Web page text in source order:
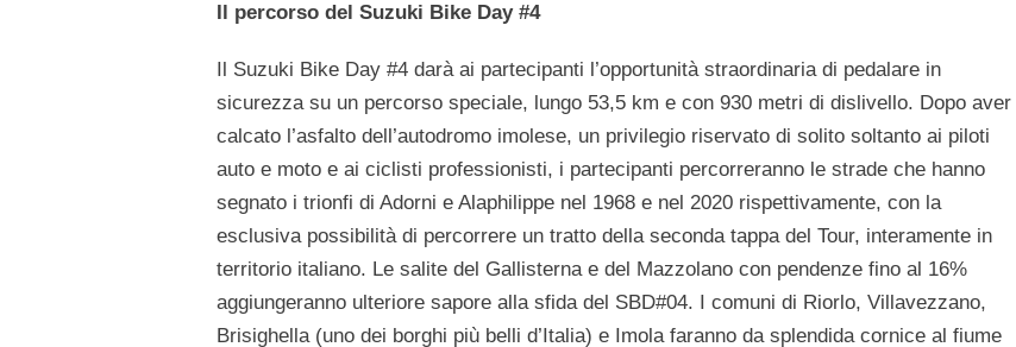
Il percorso del Suzuki Bike Day #4
Il Suzuki Bike Day #4 darà ai partecipanti l’opportunità straordinaria di pedalare in
sicurezza su un percorso speciale, lungo 53,5 km e con 930 metri di dislivello. Dopo aver
calcato l’asfalto dell’autodromo imolese, un privilegio riservato di solito soltanto ai piloti
auto e moto e ai ciclisti professionisti, i partecipanti percorreranno le strade che hanno
segnato i trionfi di Adorni e Alaphilippe nel 1968 e nel 2020 rispettivamente, con la
esclusiva possibilità di percorrere un tratto della seconda tappa del Tour, interamente in
territorio italiano. Le salite del Gallisterna e del Mazzolano con pendenze fino al 16%
aggiungeranno ulteriore sapore alla sfida del SBD#04. I comuni di Riorlo, Villavezzano,
Brisighella (uno dei borghi più belli d’Italia) e Imola faranno da splendida cornice al fiume